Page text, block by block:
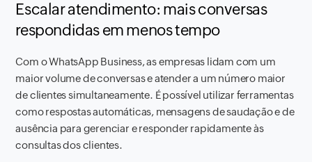
Escalar atendimento: mais conversas
respondidas em menos tempo
Com o WhatsApp Business, as empresas lidam com um
maior volume de conversas e atender a um número maior
de clientes simultaneamente. É possível utilizar ferramentas
como respostas automáticas, mensagens de saudação e de
ausência para gerenciar e responder rapidamente às
consultas dos clientes.